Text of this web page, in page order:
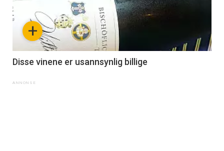
+
Disse vinene er usannsynlig billige